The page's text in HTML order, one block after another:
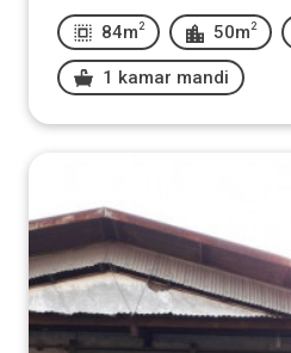
84m 2 50m 2
1 kamar mandi